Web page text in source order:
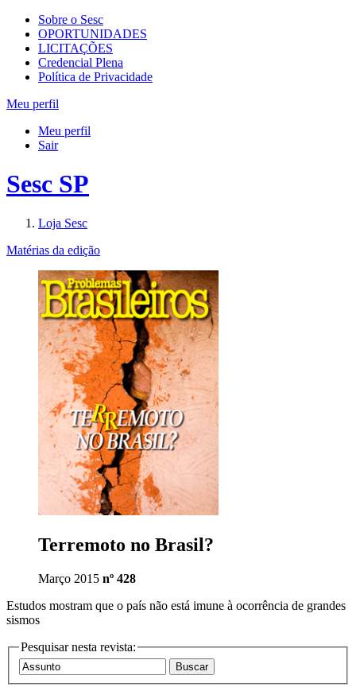
Sobre o Sesc
OPORTUNIDADES
LICITAÇÕES
Credencial Plena
Política de Privacidade
Meu perfil
Meu perfil
Sair
Sesc SP
Loja Sesc
Matérias da edição
Terremoto no Brasil?
Março 2015 nº 428
Estudos mostram que o país não está imune à ocorrência de grandes
sismos
Pesquisar nesta revista: